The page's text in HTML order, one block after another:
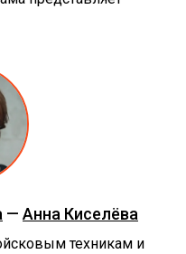
— Анна Киселёва
техникам и